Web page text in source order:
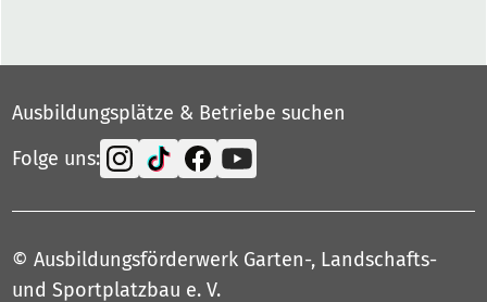
Ausbildungsplätze & Betriebe suchen
Folge uns:
© Ausbildungsförderwerk Garten-, Landschafts-
und Sportplatzbau e. V.